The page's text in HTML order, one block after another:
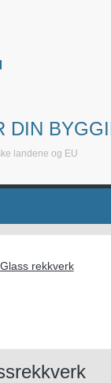
DIN
landene og EU
Glass rekkverk